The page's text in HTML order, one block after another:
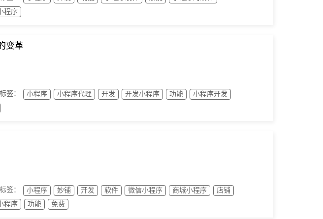
程序
变革
签： 小程序 小程序代理 开发 开发小程序 功能
小程序开发
签： 小程序 妙铺 开发 软件 微信小程序 商城小程序
店铺
程序
功能 免费